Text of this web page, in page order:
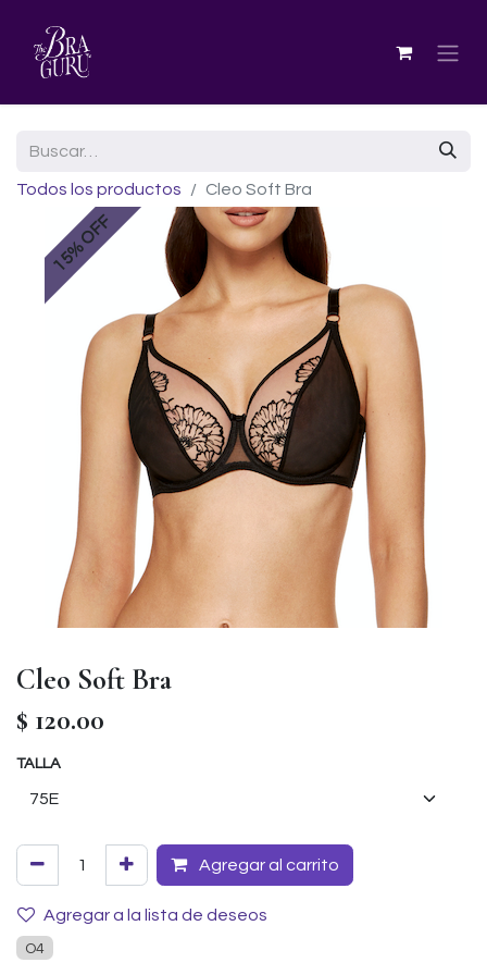
Todos los productos Cleo Soft Bra
15% OFF
Cleo Soft Bra
$ 120.00
TALLA
Agregar al carrito
Agregar a la lista de deseos
O4